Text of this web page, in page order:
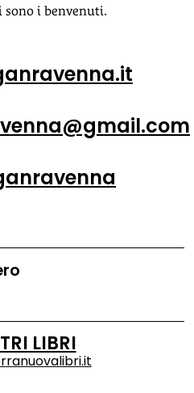
sono i benvenuti.
LIBRI